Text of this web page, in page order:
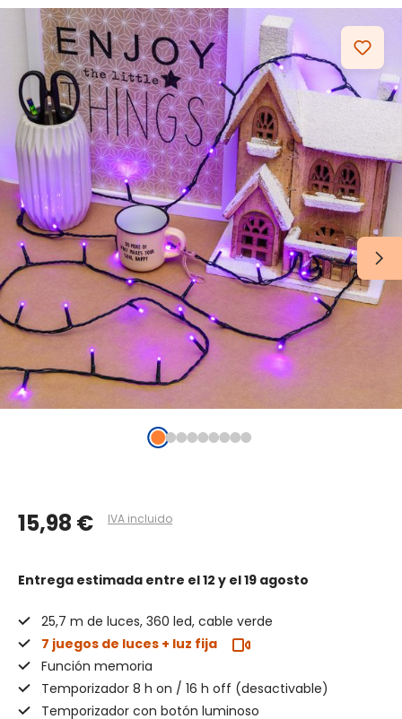
Omitir galería de imágenes
15,98 € IVA incluido
Entrega estimada entre el 12 y el 19 agosto
25,7 m de luces, 360 led, cable verde
7 juegos de luces + luz fija
Función memoria
Temporizador 8 h on / 16 h off (desactivable)
Temporizador con botón luminoso